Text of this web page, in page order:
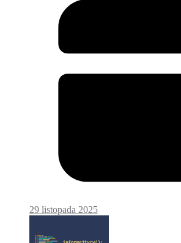
29 listopada 2025